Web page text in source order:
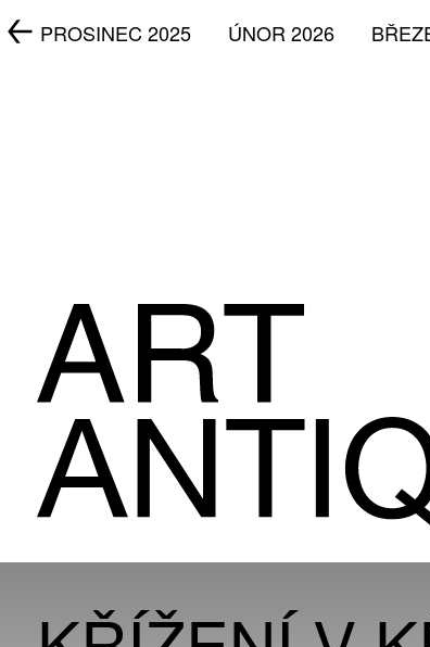
ÚNOR 2026
PROSINEC 2025